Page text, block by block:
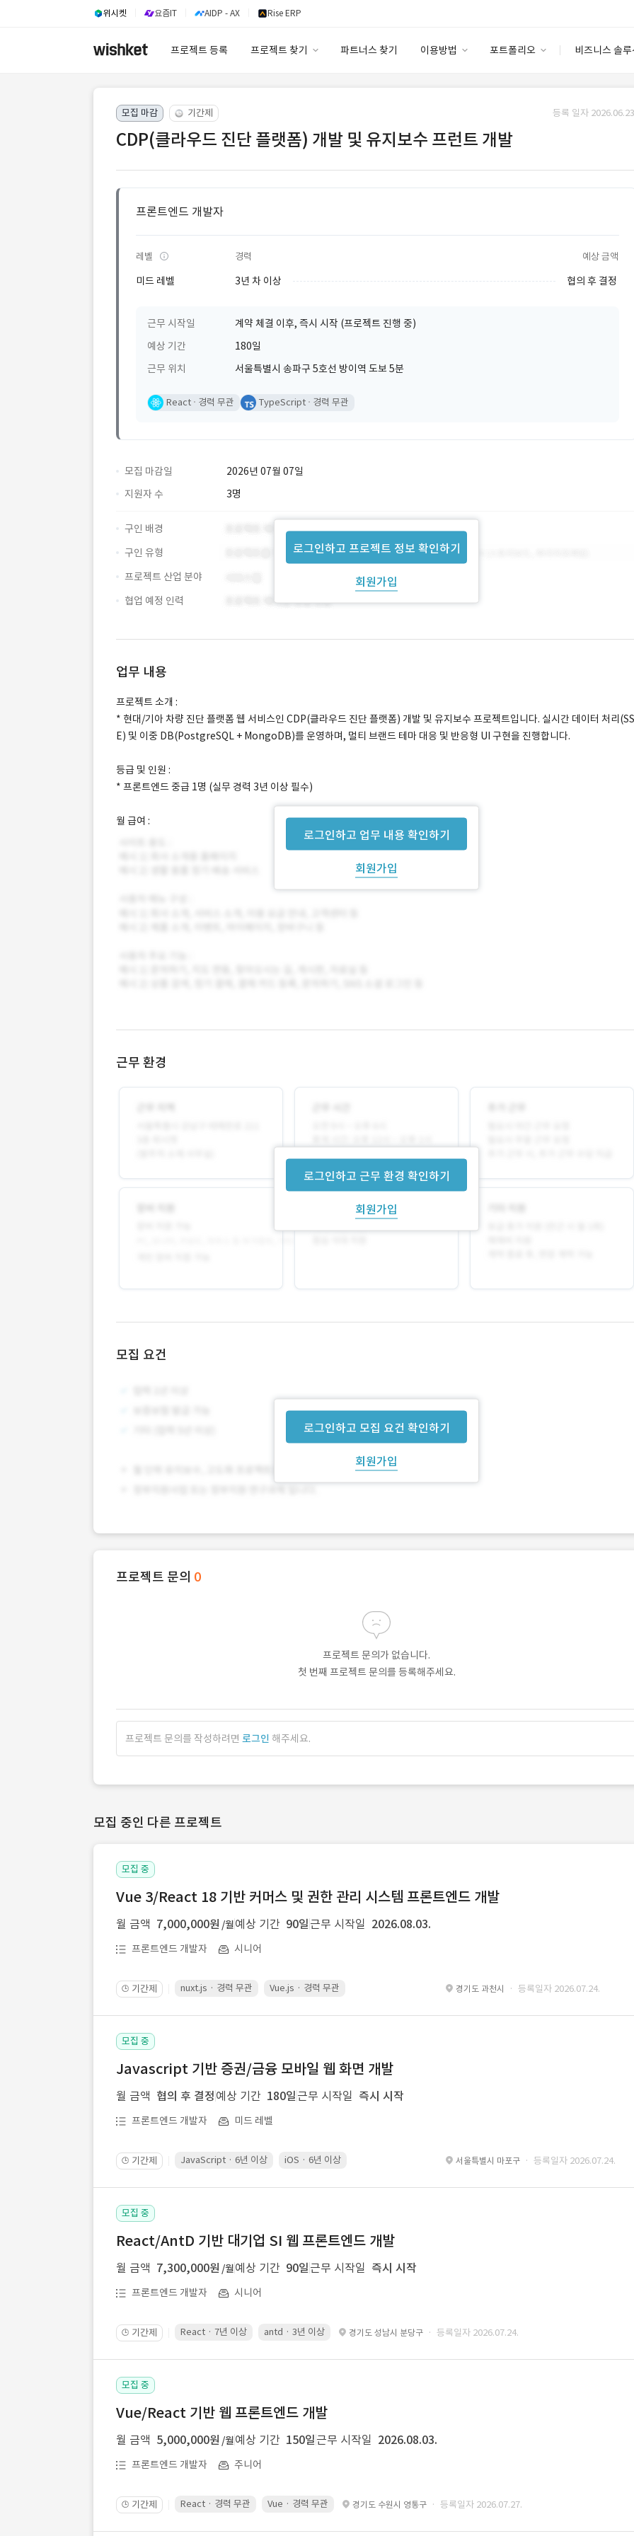
위시켓 요즘IT AIDP - AX Rise ERP
프로젝트 등록 프로젝트 찾기 파트너스 찾기 이용방법 포트폴리오 비즈니스 솔
이용요금
고객센터
안심 코드 케어
모집 마감 기간제 등록 일자
CDP(클라우드 진단 플랫폼) 개발 및 유지보수 프런트 개발
프론트엔드 개발자
레벨 경력 예상 금액
미드 레벨 3년 차 이상 협의 후 결정
근무 시작일
계약 체결 이후, 즉시 시작 (프로젝트 진행 중)
예상 기간
180일
근무 위치
서울특별시 송파구 5호선 방이역 도보 5분
React 경력 무관 TypeScript 경력 무관
모집 마감일
2026년 07월 07일
지원자 수
3명
로그인하고 프로젝트 정보 확인하기
회원가입
구인 배경
구인 유형
프로젝트 산업 분야
협업 예정 인력
업무 내용
로그인하고 업무 내용 확인하기
회원가입
프로젝트 소개 :
* 현대/기아 차량 진단 플랫폼 웹 서비스인 CDP(클라우드 진단 플랫폼) 개발 및 유지보수 프로젝트입니다. 실시간 데이터 처리(SS
E) 및 이중 DB(PostgreSQL + MongoDB)를 운영하며, 멀티 브랜드 테마 대응 및 반응형 UI 구현을 진행합니다.
등급 및 인원 :
* 프론트엔드 중급 1명 (실무 경력 3년 이상 필수)
월 급여 :
근무 환경
로그인하고 근무 환경 확인하기
회원가입
모집 요건
로그인하고 모집 요건 확인하기
회원가입
프로젝트 문의 0
프로젝트 문의가 없습니다.
첫 번째 프로젝트 문의를 등록해주세요.
프로젝트 문의를 작성하려면 로그인 해주세요.
모집 중인 다른 프로젝트
모집 중
Vue 3/React 18 기반 커머스 및 권한 관리 시스템 프론트엔드 개발
월 금액 7,000,000원 /월예상 기간 90일 근무 시작일 2026.08.03.
프론트엔드 개발자 시니어
🕒 기간제 nuxt.js · 경력 무관 Vue.js · 경력 무관 TypeScript · 경력 무관 React · 경력 무관
경기도 과천시 · 등록일자 2026.07.24.
모집 중
Javascript 기반 증권/금융 모바일 웹 화면 개발
월 금액 협의 후 결정 예상 기간 180일 근무 시작일 즉시 시작
프론트엔드 개발자 미드 레벨
🕒 기간제 JavaScript · 6년 이상 iOS · 6년 이상 Kotlin · 6년 이상 Xcode · 6년 이상
서울특별시 마포구 · 등록일자 2026.07.24.
모집 중
React/AntD 기반 대기업 SI 웹 프론트엔드 개발
월 금액 7,300,000원 /월예상 기간 90일 근무 시작일 즉시 시작
프론트엔드 개발자 시니어
🕒 기간제 React · 7년 이상 antd · 3년 이상 경기도 성남시 분당구 · 등록일자 2026.07.24.
모집 중
Vue/React 기반 웹 프론트엔드 개발
월 금액 5,000,000원 /월예상 기간 150일 근무 시작일 2026.08.03.
프론트엔드 개발자 주니어
🕒 기간제 React · 경력 무관 Vue · 경력 무관 경기도 수원시 영통구 · 등록일자 2026.07.27.